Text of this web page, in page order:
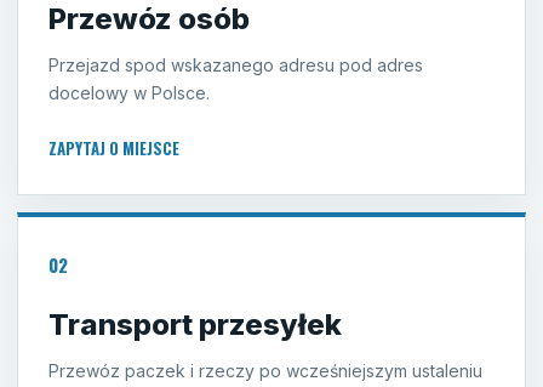
Przewóz osób
Przejazd spod wskazanego adresu pod adres
docelowy w Polsce.
ZAPYTAJ O MIEJSCE
02
Transport przesyłek
Przewóz paczek i rzeczy po wcześniejszym ustaleniu